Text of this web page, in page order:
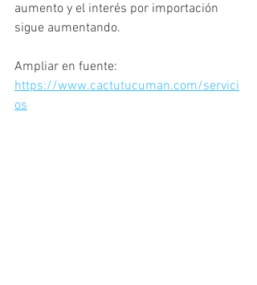
aumento y el interés por importación
sigue aumentando.
Ampliar en fuente:
https://www.cactutucuman.com/servici
os